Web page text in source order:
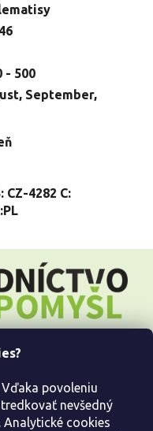
povoleniu
nevšedný
Analytické cookies
- 500
, September,
CZ-4282 C: